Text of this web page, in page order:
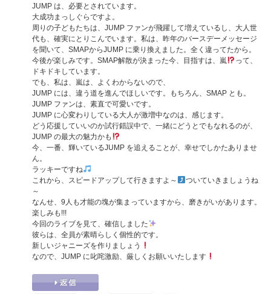
JUMP は、必要とされています。
大成功まっしぐらですよ。
周りの子どもたちは、JUMP ファンが飛躍して増えているし、大人世
代も、確実にとりこんでいます。私は、昨年のバースデーメッセージ
を聞いて、SMAPからJUMP に乗り換えました。全く違ってたから。
今後が楽しみです。SMAP解散が決まった今、目指すは、嵐
って、
ドキドキしています。
でも、私は、嵐は、よくわからないので、
JUMP には、違う道を進んでほしいです。もちろん、SMAP とも。
JUMP ファンは、素直で可愛いです。
JUMP に心変わりしている大人が激増中なのは、感じます。
どう応援していいのか試行錯誤中で、一緒にどうとでもなれるのが、
JUMP の最大の魅力かも
今、一番、輝いているJUMP を追えることが、幸せでしかたありませ
ん。
ラッキーですね
これから、スピードアップして行きますよ～
ついていきましょうね
～
なんせ、9人も才能の塊が集まっていますから、磨きがいがあります。
楽しみも!!!
今回のライブを見て、確信しました
彼らは、全員が素晴らしく個性的です。
新しいジャニーズを作りましょう
なので、JUMP に叱咤激励、厳しくお願いいたします